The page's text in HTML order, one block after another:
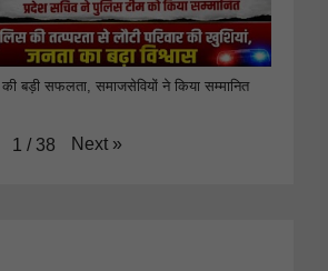
बड़ी सफलता, समाजसेवियों ने किया सम्मानित
1 / 38 Next »